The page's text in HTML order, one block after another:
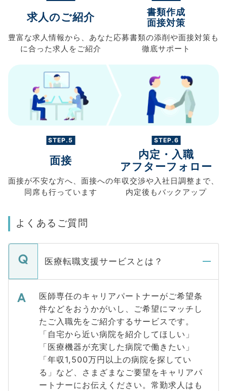
求人のご紹介
豊富な求人情報から、 あなた
に合った求人を ご紹介
書類作成
面接対策
応募書類の添削や面接対策も
徹底サポート
STEP.5
面接
面接が不安な方へ、 面接への
同席も行っています
STEP.6
内定・入職
アフターフォロー
年収交渉や入社日調整まで、
内定後もバックアップ
よくあるご質問
医療転職支援サービスとは？
医師専任のキャリアパートナーがご希望条
件などをおうかがいし、ご希望にマッチし
たご入職先をご紹介するサービスです。
「自宅から近い病院を紹介してほしい」
「医療機器が充実した病院で働きたい」
「年収1,500万円以上の病院を探してい
る」など、さまざまなご要望をキャリアパ
ートナーにお伝えください。常勤求人はも